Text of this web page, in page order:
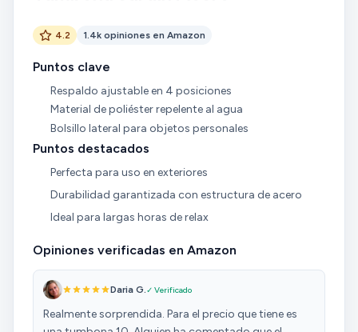
4.2 1.4k opiniones en Amazon
Puntos clave
Respaldo ajustable en 4 posiciones
Material de poliéster repelente al agua
Bolsillo lateral para objetos personales
Puntos destacados
Perfecta para uso en exteriores
Durabilidad garantizada con estructura de acero
Ideal para largas horas de relax
Opiniones verificadas en Amazon
Daria G.✓ Verificado
Realmente sorprendida. Para el precio que tiene es